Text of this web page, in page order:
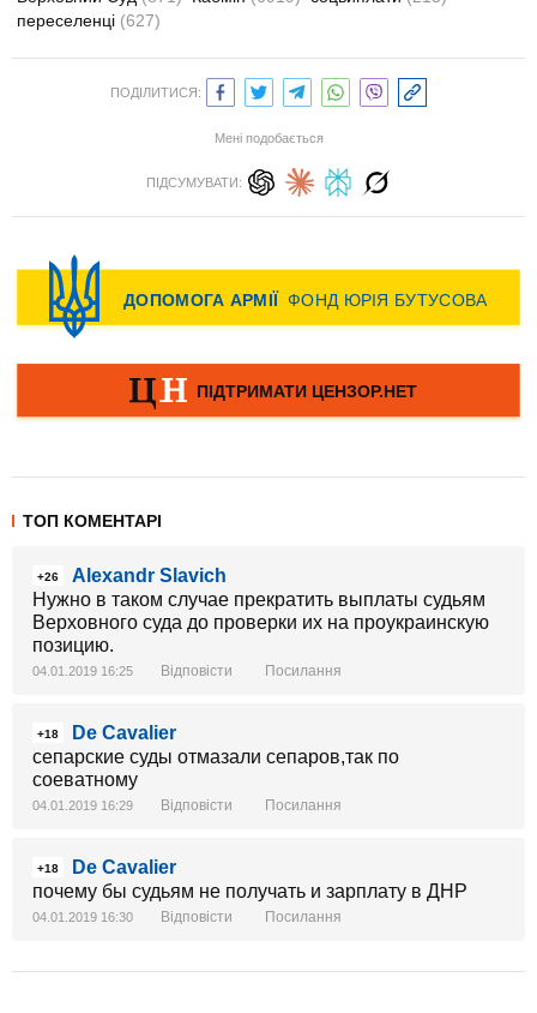
переселенці (627)
ПОДІЛИТИСЯ:
Мені подобається
ПІДСУМУВАТИ:
ТОП КОМЕНТАРІ
+26
Alexandr Slavich
Нужно в таком случае прекратить выплаты судьям
Верховного суда до проверки их на проукраинскую
позицию.
04.01.2019 16:25 Відповісти Посилання
+18
De Cavalier
сепарские суды отмазали сепаров,так по
соеватному
04.01.2019 16:29 Відповісти Посилання
+18
De Cavalier
почему бы судьям не получать и зарплату в ДНР
04.01.2019 16:30 Відповісти Посилання